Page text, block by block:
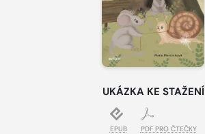
UKÁZKA KE STAŽENÍ
EPUB PDF PRO ČTEČKY